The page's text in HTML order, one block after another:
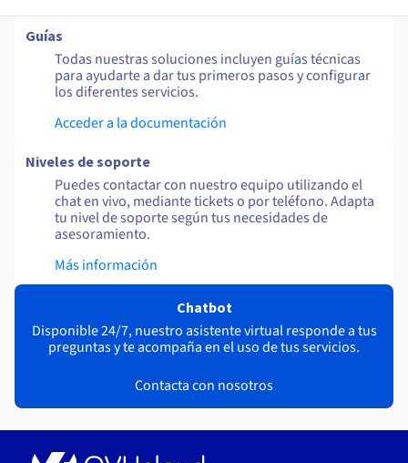
Guías
Todas nuestras soluciones incluyen guías técnicas
para ayudarte a dar tus primeros pasos y configurar
los diferentes servicios.
Acceder a la documentación
Niveles de soporte
Puedes contactar con nuestro equipo utilizando el
chat en vivo, mediante tickets o por teléfono. Adapta
tu nivel de soporte según tus necesidades de
asesoramiento.
Más información
Chatbot
Disponible 24/7, nuestro asistente virtual responde a tus
preguntas y te acompaña en el uso de tus servicios.
Contacta con nosotros